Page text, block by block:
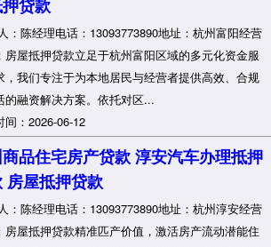
贷款
：陈经理电话：13093773890地址：杭州富阳经营
房屋抵押贷款立足于杭州富阳区域的多元化资金服
，我们专注于为本地居民与经营者提供高效、合规
的融资解决方案。依托对区...
间：2026-06-12
品住宅房产贷款 淳安汽车办理抵押
房屋抵押贷款
：陈经理电话：13093773890地址：杭州淳安经营
房屋抵押贷款精准匹产价值，激活房产流动潜能住